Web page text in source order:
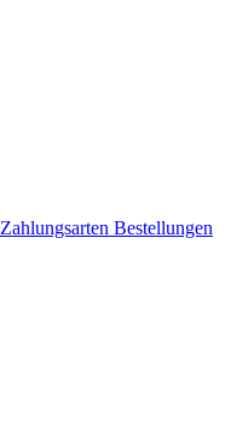
Zahlungsarten Bestellungen